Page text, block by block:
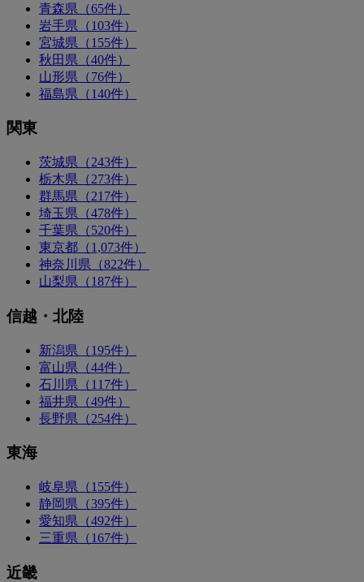
青森県（65件）
岩手県（103件）
宮城県（155件）
秋田県（40件）
山形県（76件）
福島県（140件）
関東
茨城県（243件）
栃木県（273件）
群馬県（217件）
埼玉県（478件）
千葉県（520件）
東京都（1,073件）
神奈川県（822件）
山梨県（187件）
信越・北陸
新潟県（195件）
富山県（44件）
石川県（117件）
福井県（49件）
長野県（254件）
東海
岐阜県（155件）
静岡県（395件）
愛知県（492件）
三重県（167件）
近畿